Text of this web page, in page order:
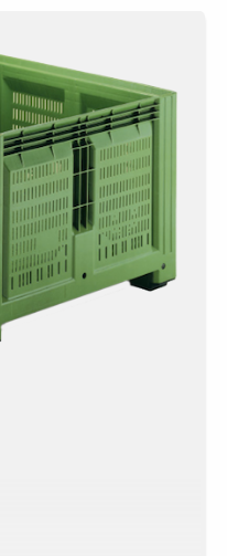
krever en minimums
oss for mer informasjon.